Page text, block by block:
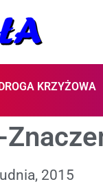
KRZYŻOWA
2015